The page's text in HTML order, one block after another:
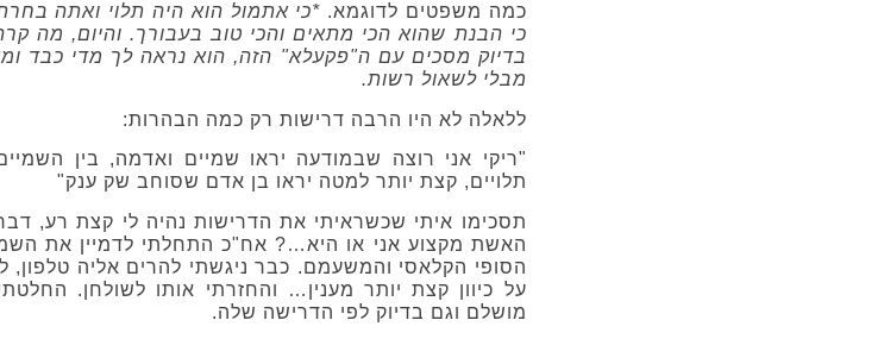
כמה משפטים לדוגמא. *כי אתמול הוא היה תלוי ואתה
כי הבנת שהוא הכי מתאים והכי טוב בעבורך. והיום, מה
בדיוק מסכים עם ה"פקעלא" הזה, הוא נראה לך מדי כבד
מבלי לשאול רשות.
ללאלה לא היו הרבה דרישות רק כמה הבהרות:
"ריקי אני רוצה שבמודעה יראו שמיים ואדמה, בין
תלויים, קצת יותר למטה יראו בן אדם שסוחב שק ענק"
תסכימו איתי שכשראיתי את הדרישות נהיה לי קצת רע,
האשת מקצוע אני או היא…? אח"כ התחלתי לדמיין את
הסופי הקלאסי והמשעמם. כבר ניגשתי להרים אליה
על כיוון קצת יותר מענין… והחזרתי אותו לשולחן.
מושלם וגם בדיוק לפי הדרישה שלה.